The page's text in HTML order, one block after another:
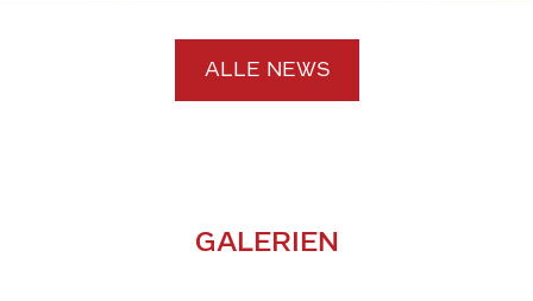
ALLE NEWS
GALERIEN